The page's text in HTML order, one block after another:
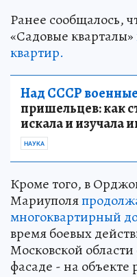
Ранее сообщалось,
«Садовые кварталы»
квартир.
Над СССР военные
пришельцев: как
искала и изучала
НАУКА
Кроме того, в
Мариуполя
многоквартирный
время боевых
Московской
фасаде - на объекте